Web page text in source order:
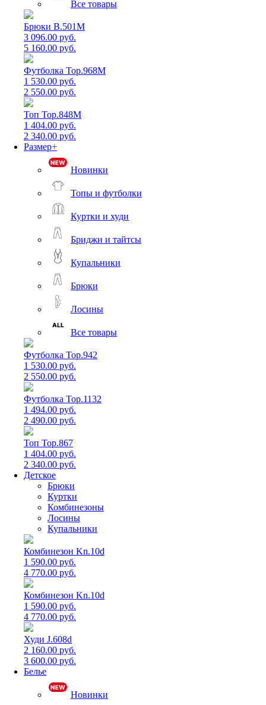
Все товары
Брюки B.501M
3 096.00 руб.
5 160.00 руб.
Футболка Top.968M
1 530.00 руб.
2 550.00 руб.
Топ Top.848M
1 404.00 руб.
2 340.00 руб.
Размер+
Новинки
Топы и футболки
Куртки и худи
Бриджи и тайтсы
Купальники
Брюки
Лосины
Все товары
Футболка Top.942
1 530.00 руб.
2 550.00 руб.
Футболка Top.1132
1 494.00 руб.
2 490.00 руб.
Топ Top.867
1 404.00 руб.
2 340.00 руб.
Детское
Брюки
Куртки
Комбинезоны
Лосины
Купальники
Комбинезон Kn.10d
1 590.00 руб.
4 770.00 руб.
Комбинезон Kn.10d
1 590.00 руб.
4 770.00 руб.
Худи J.608d
2 160.00 руб.
3 600.00 руб.
Белье
Новинки